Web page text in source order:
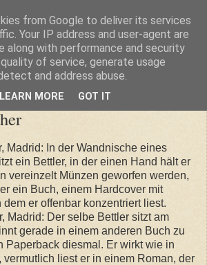
Madrid: In der Wandnische eines
ein Bettler, in der einen Hand hält er
vereinzelt Münzen geworfen werden,
ein Buch, einem Hardcover mit
er offenbar konzentriert liest.
Madrid: Der selbe Bettler sitzt am
gerade in einem anderen Buch zu
Paperback diesmal. Er wirkt wie in
vermutlich liest er in einem Roman, der
from Google to deliver its services
Your IP address and user-agent are
along with performance and security
of service, generate usage
and address abuse.
LEARN MORE GOT IT